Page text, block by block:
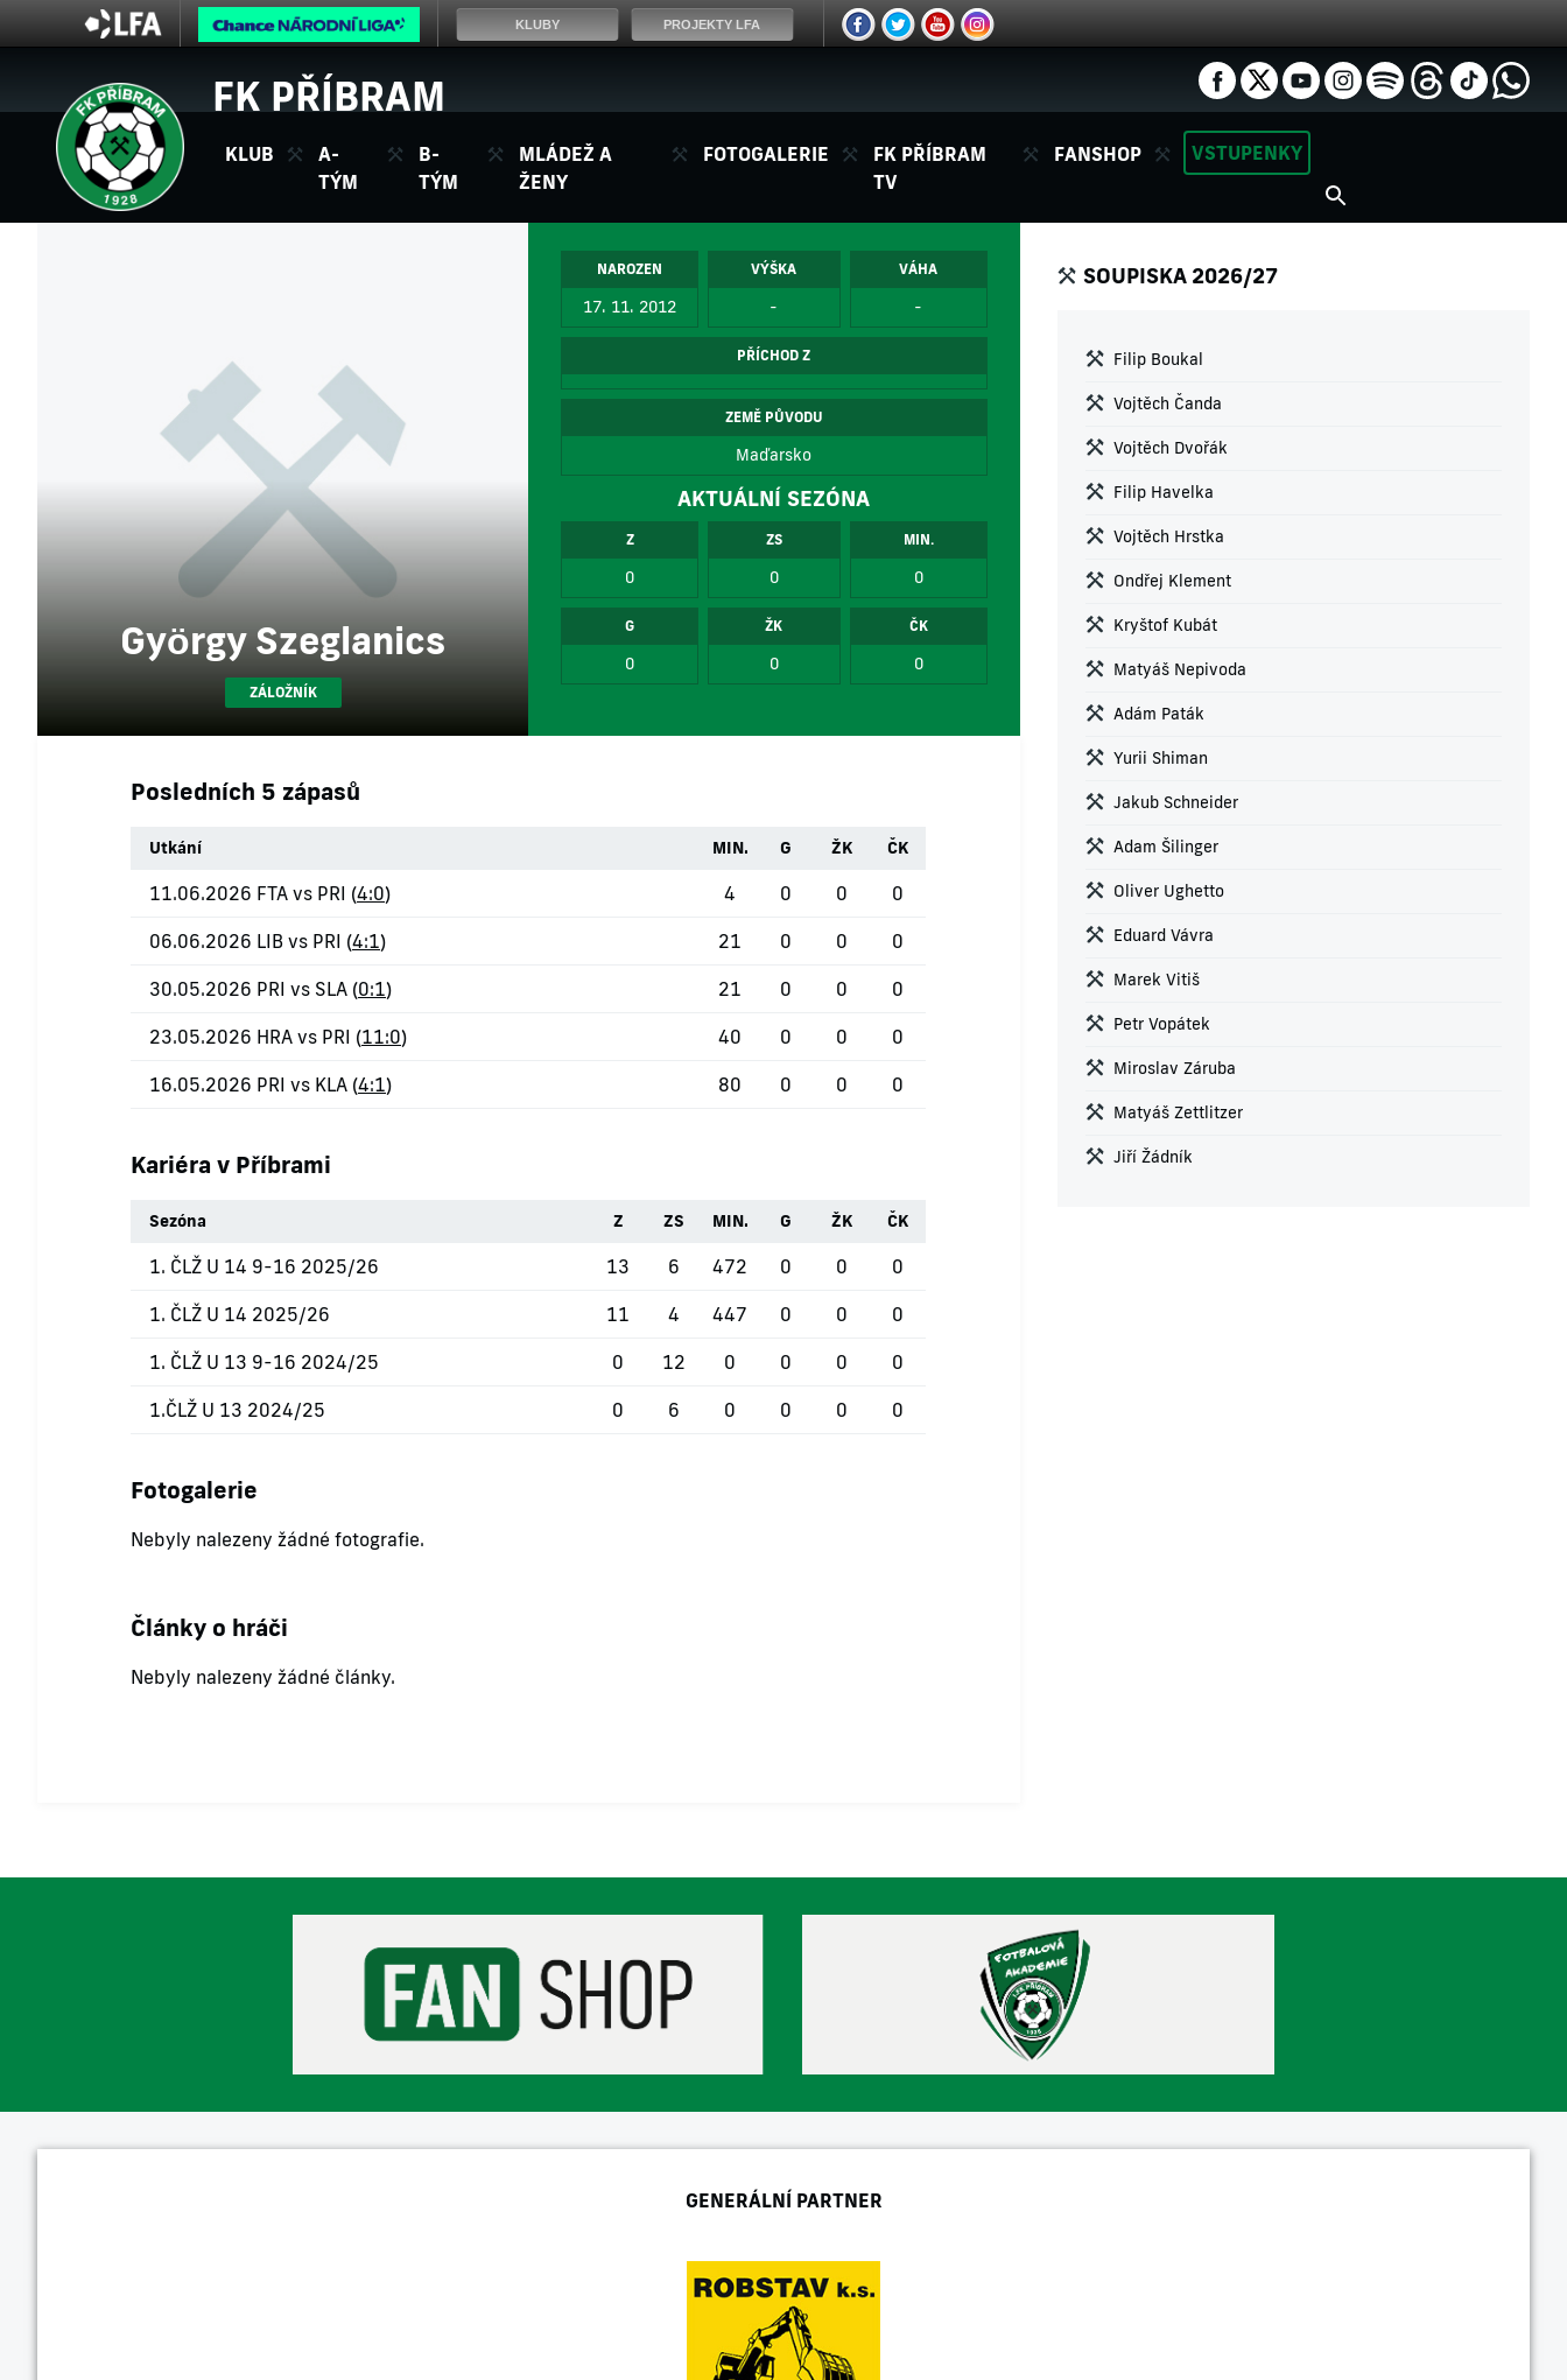
FK PŘÍBRAM
KLUB
A-
TÝM
B-
TÝM
MLÁDEŽ A
ŽENY
FOTOGALERIE
FK PŘÍBRAM
TV
FANSHOP VSTUPENKY
György Szeglanics
ZÁLOŽNÍK
NAROZEN
17. 11. 2012
VÝŠKA
-
VÁHA
-
PŘÍCHOD Z
ZEMĚ PŮVODU
Maďarsko
AKTUÁLNÍ SEZÓNA
Z
0
ZS
0
MIN.
0
G
0
ŽK
0
ČK
0
Posledních 5 zápasů
Utkání MIN. G ŽK ČK
11.06.2026 FTA vs PRI (4:0) 4 0 0 0
06.06.2026 LIB vs PRI (4:1) 21 0 0 0
30.05.2026 PRI vs SLA (0:1) 21 0 0 0
23.05.2026 HRA vs PRI (11:0) 40 0 0 0
16.05.2026 PRI vs KLA (4:1) 80 0 0 0
Kariéra v Příbrami
Sezóna Z ZS MIN. G ŽK ČK
1. ČLŽ U 14 9-16 2025/26 13 6 472 0 0 0
1. ČLŽ U 14 2025/26 11 4 447 0 0 0
1. ČLŽ U 13 9-16 2024/25 0 12 0 0 0 0
1.ČLŽ U 13 2024/25 0 6 0 0 0 0
Fotogalerie
Nebyly nalezeny žádné fotografie.
Články o hráči
Nebyly nalezeny žádné články.
SOUPISKA 2026/27
Filip Boukal
Vojtěch Čanda
Vojtěch Dvořák
Filip Havelka
Vojtěch Hrstka
Ondřej Klement
Kryštof Kubát
Matyáš Nepivoda
Adám Paták
Yurii Shiman
Jakub Schneider
Adam Šilinger
Oliver Ughetto
Eduard Vávra
Marek Vitiš
Petr Vopátek
Miroslav Záruba
Matyáš Zettlitzer
Jiří Žádník
GENERÁLNÍ PARTNER
KLUBY PROJEKTY LFA